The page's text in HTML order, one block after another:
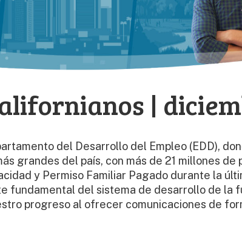
|
del Desarrollo del Empleo (EDD),
grandes del país, con más de 21 millones
y Permiso Familiar Pagado durante la
fundamental del sistema de desarrollo de la
progreso al ofrecer comunicaciones de